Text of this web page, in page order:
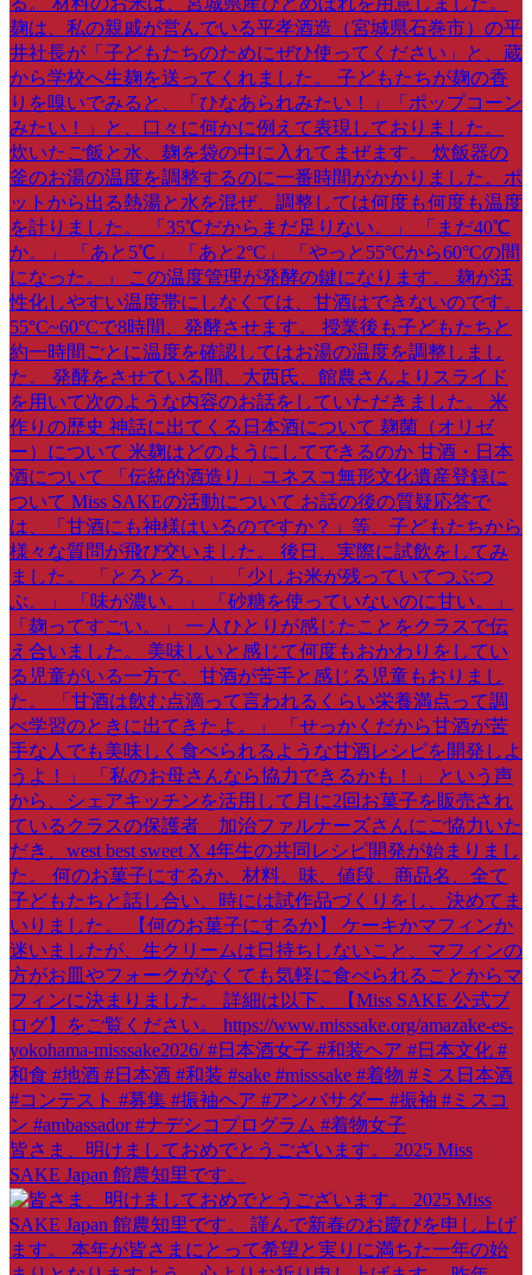
皆さま、明けましておめでとうございます。 2025 Miss
SAKE Japan 館農知里です。